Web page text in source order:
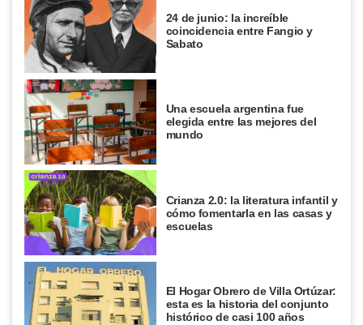
24 de junio: la increíble
coincidencia entre Fangio y
Sabato
Una escuela argentina fue
elegida entre las mejores del
mundo
Crianza 2.0: la literatura infantil y
cómo fomentarla en las casas y
escuelas
El Hogar Obrero de Villa Ortúzar:
esta es la historia del conjunto
histórico de casi 100 años